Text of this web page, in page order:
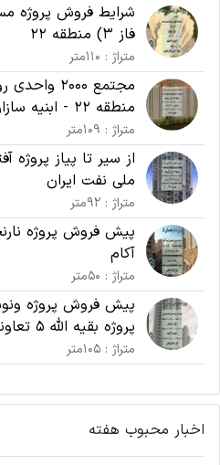
شرایط فروش پروژه
فاز 3) منطقه 22
متراژ : 110متر
مجتمع
منطقه 22 - ابنیه سازان مقاوم قربانی
متراژ : 109متر
از سیر تا پیاز
ملی نفت ایران
متراژ : 92متر
آکام
متراژ : 50متر
پروژه بقیه الله 5 تعاونی نامی اریکه پارسیان
متراژ : 105متر
اخبار محبوب هفته